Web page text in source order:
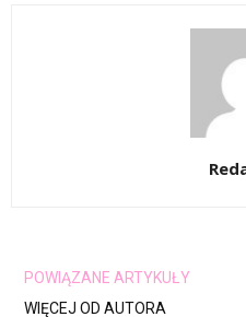
POWIĄZANE ARTYKUŁY
WIĘCEJ OD AUTORA